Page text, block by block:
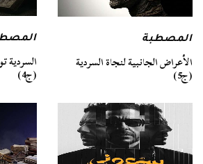
المصطبة
الأعراض الجانبية لنجاة السردية
(ج5)
السردية
(ج4)